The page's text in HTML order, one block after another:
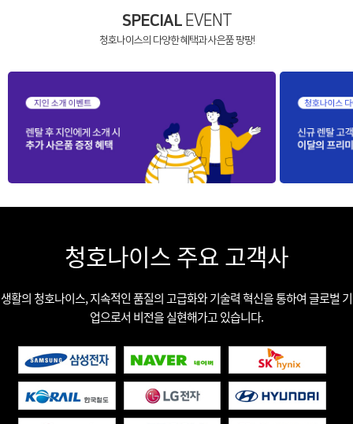
SPECIALEVENT
청호나이스의 다양한 혜택과 사은품 팡팡!
청호나이스 주요 고객사
생활의 청호나이스, 지속적인 품질의 고급화와 기술력 혁신을 통하여 글로벌 기
업으로서 비전을 실현해가고 있습니다.